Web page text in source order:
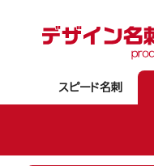
スピード名刺